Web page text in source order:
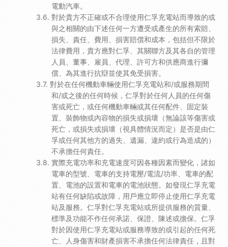
電動汽車。
對於貴方不正確或不合理使用仁孚充電站而導致的或
與之相關的由下述任何一方遭受或產生的所有索賠、
損失、責任、費用、損害賠償和成本，包括但不限於
法律費用，貴方應對仁孚、其關聯方及其各自的管理
人員、董事、雇員、代理、許可方和供應商進行彌
償、為其進行抗辯並使其免受損害。
對於在任何機動車輛使用仁孚充電站和/或服務期間
和/或之後的任何時候，仁孚對於任何人員的任何傷
害或死亡，或任何機動車輛或其任何配件、固定裝
置、裝飾物或內容物的損失或損壞（無論該等傷害或
死亡，或損失或損壞（視具體情況而定）是否是由仁
孚或任何其他方的過失、遺漏、違約或行為造成的）
不承擔任何責任。
實際充電功率和充電速度可因各種因素而變化，諸如
電車的型號、電車的支持電壓/電流/功率、電車的配
置、電池的設置和電車的電池狀態。如發現仁孚充電
站有任何缺陷或故障，用戶應立即停止使用仁孚充電
站及服務。仁孚對仁孚充電站或所提供服務的質量、
標準及功能不作任何承諾、保證、陳述或擔保。仁孚
對於因使用仁孚充電站或服務導致的或引起的任何死
亡、人身傷害和財產損害不承擔任何法律責任，且對